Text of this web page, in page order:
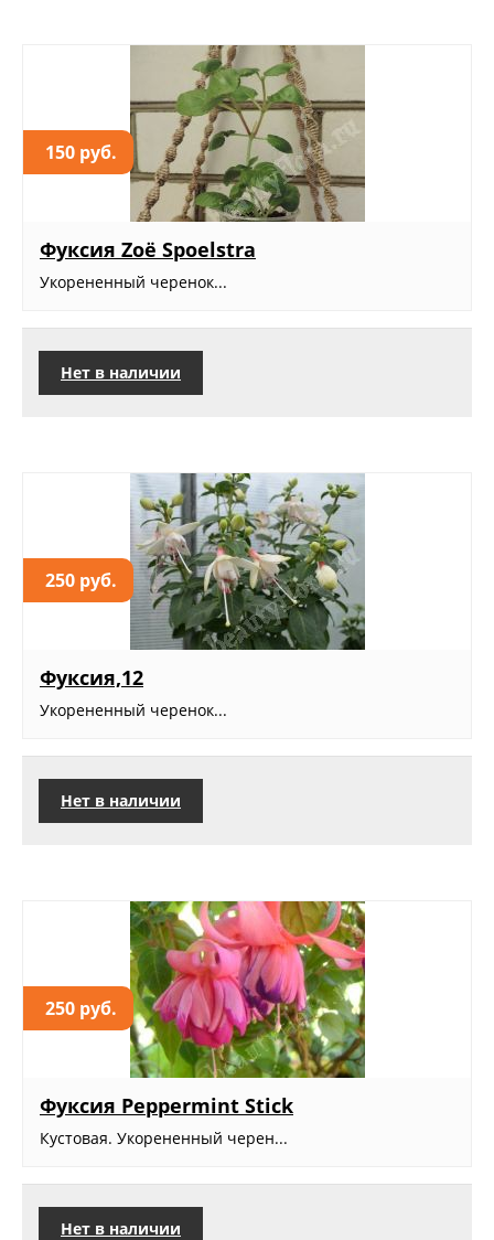
150 руб.
Фуксия Zoë Spoelstra
Укорененный черенок...
Нет в наличии
250 руб.
Фуксия,12
Укорененный черенок...
Нет в наличии
250 руб.
Фуксия Peppermint Stick
Кустовая. Укорененный черен...
Нет в наличии